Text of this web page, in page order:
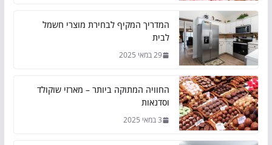
המדריך המקיף לבחירת מוצרי חשמל
לבית
29 במאי 2025
החוויה המתוקה ביותר – מארזי שוקולד
וסדנאות
3 במאי 2025